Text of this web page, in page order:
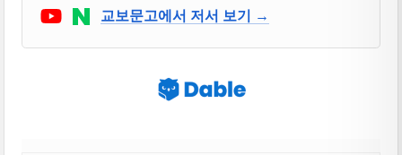
Youtube네이버 블로그
교보문고에서 저서 보기 →